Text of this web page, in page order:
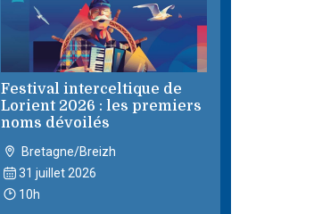
Festival interceltique de
Lorient 2026 : les premiers
noms dévoilés
Bretagne/Breizh
31 juillet 2026
10h